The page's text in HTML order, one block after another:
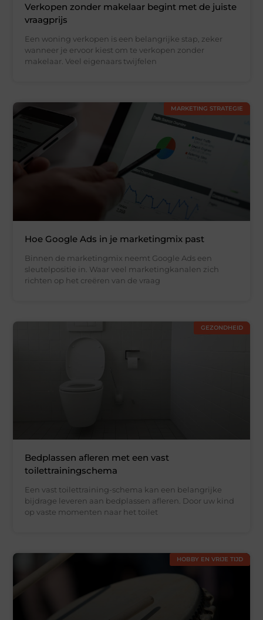
Verkopen zonder makelaar begint met de juiste
vraagprijs
Een woning verkopen is een belangrijke stap, zeker
wanneer je ervoor kiest om te verkopen zonder
makelaar. Veel eigenaars twijfelen
MARKETING STRATEGIE
Hoe Google Ads in je marketingmix past
Binnen de marketingmix neemt Google Ads een
sleutelpositie in. Waar veel marketingkanalen zich
richten op het creëren van de vraag
GEZONDHEID
Bedplassen afleren met een vast
toilettrainingschema
Een vast toilettraining-schema kan een belangrijke
bijdrage leveren aan bedplassen afleren. Door uw kind
op vaste momenten naar het toilet
HOBBY EN VRIJE TIJD